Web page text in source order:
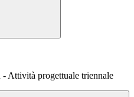
Attività progettuale triennale